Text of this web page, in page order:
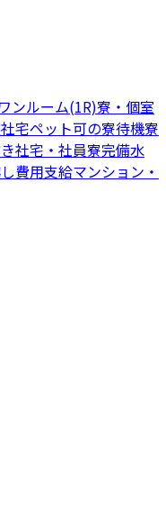
ワンルーム(1R)寮・個室
宅ペット可の寮待機寮
社宅・社員寮完備水
費用支給マンション・